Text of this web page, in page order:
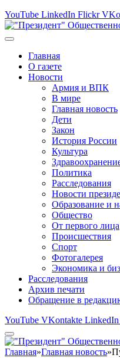
YouTube LinkedIn Flickr
Главная
О газете
Новости
Армия и ВПК
В мире
Главная новость
Дети
Закон
История России
Культура
Политика
Расследования
Новости
Образование и
Общество
От первого лица
Происшествия
Спорт
Фотогалерея
Экономика и
Расследования
Архив печати
Обращение в
YouTube VKontakte LinkedIn
Главная»Главная новость»